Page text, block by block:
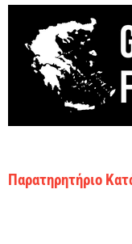
Παρατηρητήριο